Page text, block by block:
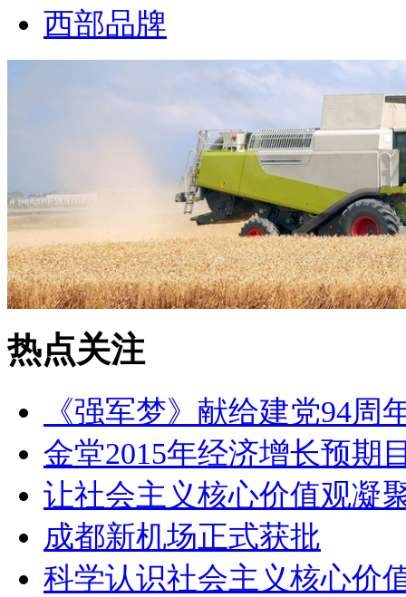
西部品牌
热点关注
《强军梦》献给建党94周
金堂2015年经济增长预期
让社会主义核心价值观凝
成都新机场正式获批
科学认识社会主义核心价